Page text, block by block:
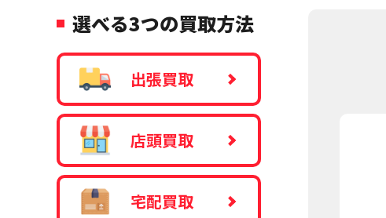
選べる3つの買取方法
出張買取
店頭買取
宅配買取